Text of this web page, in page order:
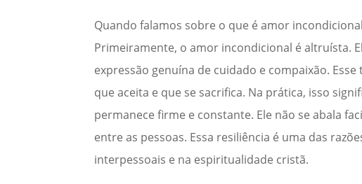
Quando falamos sobre o que é amor
Primeiramente, o amor incondicional é altruísta.
expressão genuína de cuidado e compaixão.
que aceita e que se sacrifica. Na prática, isso
permanece firme e constante. Ele não se abala
entre as pessoas. Essa resiliência é uma das
interpessoais e na espiritualidade cristã.